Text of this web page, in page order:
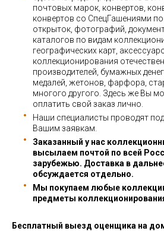
почтовых марок, конвертов,
конвертов со СпецГашениями по
открыток, фотографий,
каталогов по видам
географических карт,
коллекционирования
производителей, бумажных
медалей, жетонов, фарфора,
многого другого. Здесь же Вы
оплатить свой заказ лично.
Наши специалисты проводят
Вашим заявкам.
Заказанный у нас
высылаем почтой по всей
зарубежью. Доставка в
обсуждается отдельно.
Мы покупаем любые
предметы
Бесплатный выезд оценщика на